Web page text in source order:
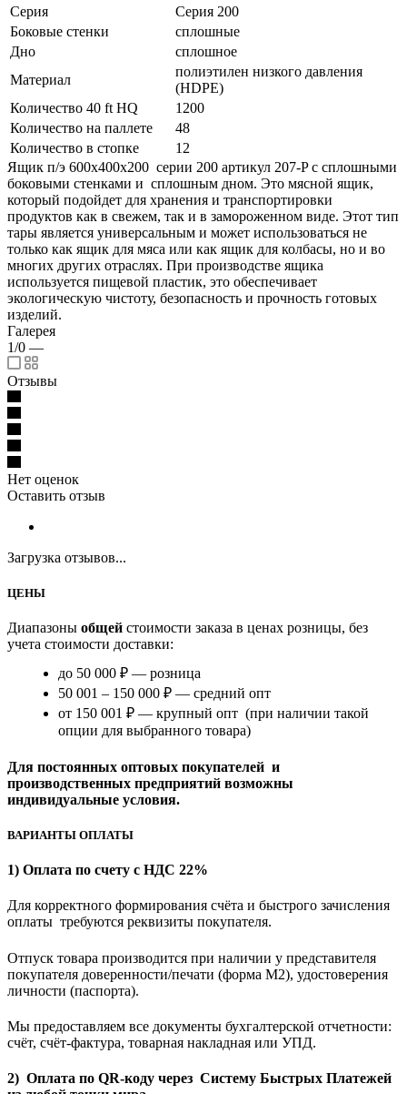
Серия
Серия 200
Боковые стенки
сплошные
Дно
сплошное
Материал
полиэтилен низкого давления
(HDPE)
Количество 40 ft HQ
1200
Количество на паллете
48
Количество в стопке
12
Ящик п/э 600х400х200 серии 200 артикул 207-P с сплошными
боковыми стенками и сплошным дном. Это мясной ящик,
который подойдет для хранения и транспортировки
продуктов как в свежем, так и в замороженном виде. Этот тип
тары является универсальным и может использоваться не
только как ящик для мяса или как ящик для колбасы, но и во
многих других отраслях. При производстве ящика
используется пищевой пластик, это обеспечивает
экологическую чистоту, безопасность и прочность готовых
изделий.
Галерея
1/0 —
Отзывы
Нет оценок
Оставить отзыв
Загрузка отзывов...
ЦЕНЫ
Диапазоны общей стоимости заказа в ценах розницы, без
учета стоимости доставки:
до 50 000 ₽ — розница
50 001 – 150 000 ₽ — средний опт
от 150 001 ₽ — крупный опт (при наличии такой
опции для выбранного товара)
Для постоянных оптовых покупателей и
производственных предприятий возможны
индивидуальные условия.
ВАРИАНТЫ ОПЛАТЫ
1) Оплата по счету с НДС 22%
Для корректного формирования счёта и быстрого зачисления
оплаты требуются реквизиты покупателя.
Отпуск товара производится при наличии у представителя
покупателя доверенности/печати (форма M2), удостоверения
личности (паспорта).
Мы предоставляем все документы бухгалтерской отчетности:
счёт, счёт-фактура, товарная накладная или УПД.
2) Оплата по QR-коду через Систему Быстрых Платежей